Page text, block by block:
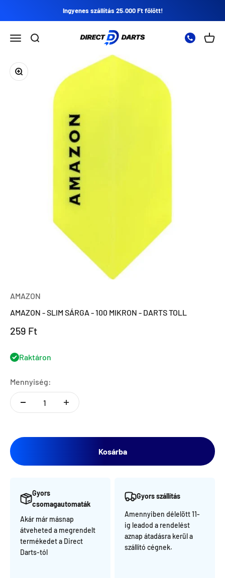
Ingyenes szállítás 25.000 Ft fölött!
Nyissa meg a navigációs menüt
Nyissa meg a keresést
Direct Darts
Zoomolás
AMAZON
AMAZON - SLIM SÁRGA - 100 MIKRON - DARTS TOLL
Eladási ár
259 Ft
Raktáron
Mennyiség:
Kosárba
Gyors
csomagautomaták
Akár már másnap
átveheted a megrendelt
termékedet a Direct
Darts-tól
Gyors szállítás
Amennyiben délelött 11-
ig leadod a rendelést
aznap átadásra kerül a
szállító cégnek.